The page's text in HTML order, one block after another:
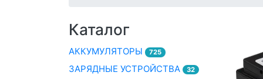
Каталог
АККУМУЛЯТОРЫ 725
ЗАРЯДНЫЕ УСТРОЙСТВА 32